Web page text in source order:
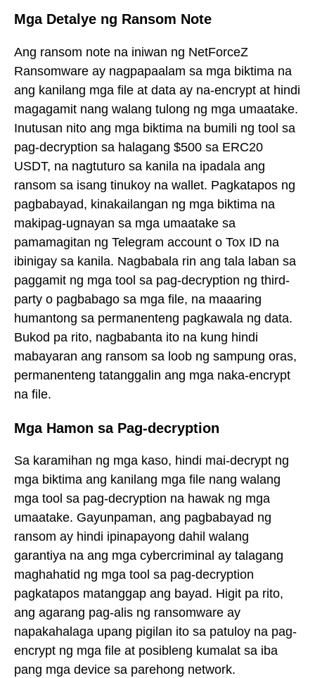
Mga Detalye ng Ransom Note
Ang ransom note na iniwan ng NetForceZ
Ransomware ay nagpapaalam sa mga biktima na
ang kanilang mga file at data ay na-encrypt at hindi
magagamit nang walang tulong ng mga umaatake.
Inutusan nito ang mga biktima na bumili ng tool sa
pag-decryption sa halagang $500 sa ERC20
USDT, na nagtuturo sa kanila na ipadala ang
ransom sa isang tinukoy na wallet. Pagkatapos ng
pagbabayad, kinakailangan ng mga biktima na
makipag-ugnayan sa mga umaatake sa
pamamagitan ng Telegram account o Tox ID na
ibinigay sa kanila. Nagbabala rin ang tala laban sa
paggamit ng mga tool sa pag-decryption ng third-
party o pagbabago sa mga file, na maaaring
humantong sa permanenteng pagkawala ng data.
Bukod pa rito, nagbabanta ito na kung hindi
mabayaran ang ransom sa loob ng sampung oras,
permanenteng tatanggalin ang mga naka-encrypt
na file.
Mga Hamon sa Pag-decryption
Sa karamihan ng mga kaso, hindi mai-decrypt ng
mga biktima ang kanilang mga file nang walang
mga tool sa pag-decryption na hawak ng mga
umaatake. Gayunpaman, ang pagbabayad ng
ransom ay hindi ipinapayong dahil walang
garantiya na ang mga cybercriminal ay talagang
maghahatid ng mga tool sa pag-decryption
pagkatapos matanggap ang bayad. Higit pa rito,
ang agarang pag-alis ng ransomware ay
napakahalaga upang pigilan ito sa patuloy na pag-
encrypt ng mga file at posibleng kumalat sa iba
pang mga device sa parehong network.